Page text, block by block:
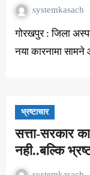
systemkasach
गोरखपुर : जिला अस्पताल गोरखपुर के भ्रष्टाचारी रावण का एक और
नया कारनामा
भ्रष्टाचार
सत्ता-सरकार
नही..बल्कि